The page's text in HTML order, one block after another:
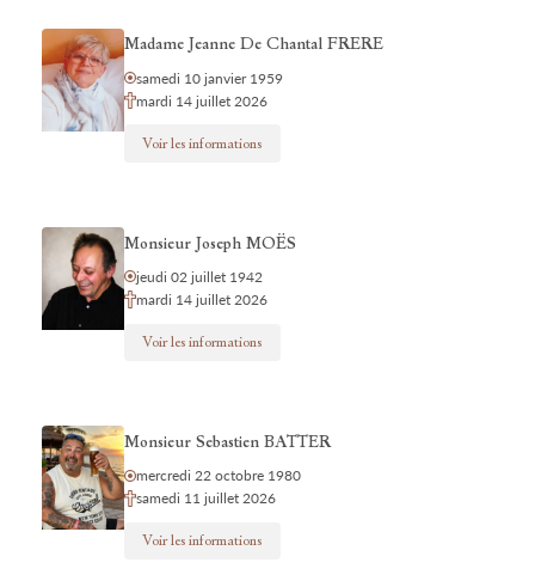
Madame Jeanne De Chantal FRERE
samedi 10 janvier 1959
mardi 14 juillet 2026
Voir les informations
Monsieur Joseph MOËS
jeudi 02 juillet 1942
mardi 14 juillet 2026
Voir les informations
Monsieur Sebastien BATTER
mercredi 22 octobre 1980
samedi 11 juillet 2026
Voir les informations